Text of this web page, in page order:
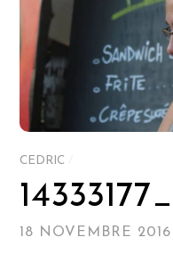
CEDRIC
18 NOVEMBRE 2016